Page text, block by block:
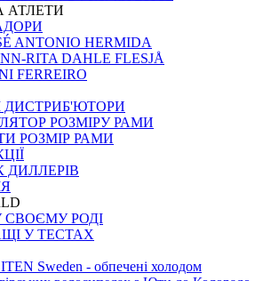
АТЛЕТИ
ANTONIO HERMIDA
RITA DAHLE FLESJÅ
FERREIRO
ДИСТРИБ'ЮТОРИ
РОЗМIРУ РАМИ
РОЗМІР РАМИ
ДИЛЛЕРІВ
СВОЄМУ РОДI
У ТЕСТАХ
Sweden - обпечені холодом